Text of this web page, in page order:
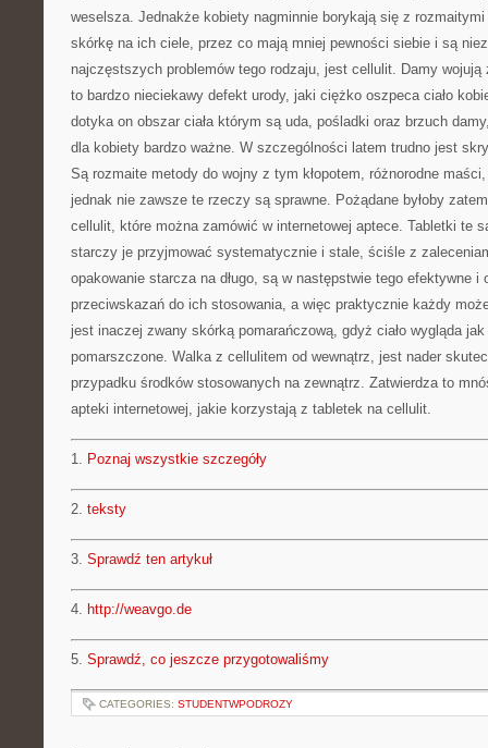
weselsza. Jednakże kobiety nagminnie borykają się z
skórkę na ich ciele, przez co mają mniej pewności siebie i są
najczęstszych problemów tego rodzaju, jest cellulit. Damy wojują
to bardzo nieciekawy defekt urody, jaki ciężko oszpeca ciało
dotyka on obszar ciała którym są uda, pośladki oraz brzuch
dla kobiety bardzo ważne. W szczególności latem trudno jest
Są rozmaite metody do wojny z tym kłopotem, różnorodne
jednak nie zawsze te rzeczy są sprawne. Pożądane byłoby
cellulit, które można zamówić w internetowej aptece. Tabletki te
starczy je przyjmować systematycznie i stale, ściśle z
opakowanie starcza na długo, są w następstwie tego efektywne i
przeciwskazań do ich stosowania, a więc praktycznie każdy
jest inaczej zwany skórką pomarańczową, gdyż ciało wygląda
pomarszczone. Walka z cellulitem od wewnątrz, jest nader
przypadku środków stosowanych na zewnątrz. Zatwierdza to
apteki internetowej, jakie korzystają z tabletek na cellulit.
1. Poznaj wszystkie szczegóły
2. teksty
3. Sprawdź ten artykuł
4. http://weavgo.de
5. Sprawdź, co jeszcze przygotowaliśmy
CATEGORIES: STUDENTWPODROZY